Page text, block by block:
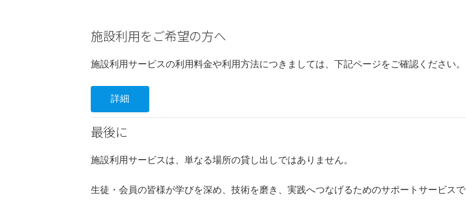
施設利用をご希望の方へ
施設利用サービスの利用料金や利用方法につきましては、下記ページをご確認ください。
詳細
最後に
施設利用サービスは、単なる場所の貸し出しではありません。
生徒・会員の皆様が学びを深め、技術を磨き、実践へつなげるためのサポートサービスで